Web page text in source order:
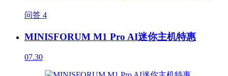
问答 4
MINISFORUM M1 Pro AI迷你主机特惠
07.30